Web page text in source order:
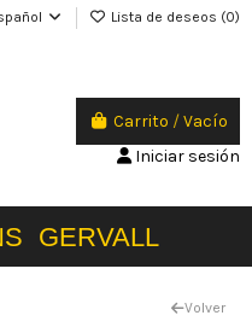
Lista de deseos (0)
Carrito /Vacío
Iniciar sesión
GERVALL
Volver